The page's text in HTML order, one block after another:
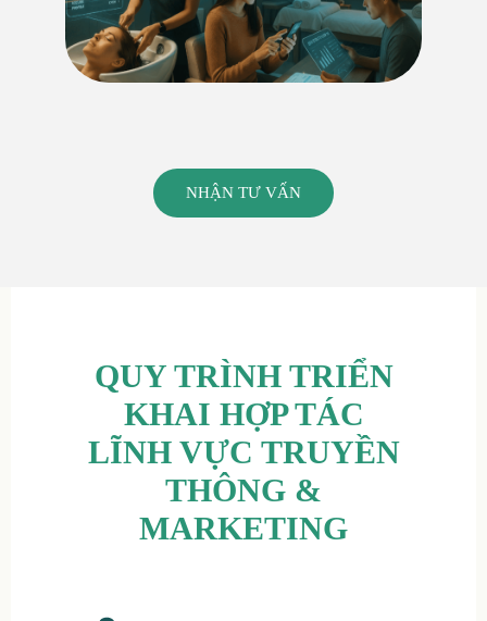
NHẬN TƯ VẤN
QUY TRÌNH TRIỂN
KHAI HỢP TÁC
LĨNH VỰC TRUYỀN
THÔNG &
MARKETING